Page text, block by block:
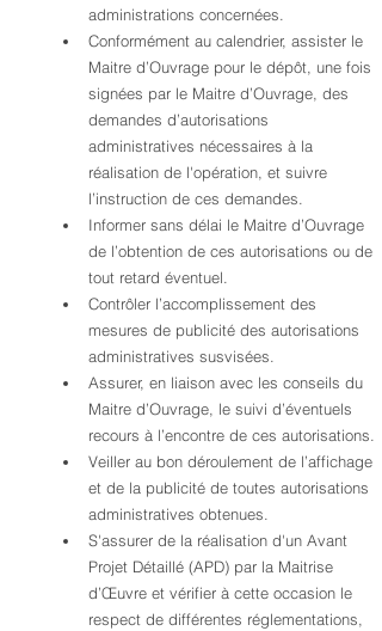
administrations concernées.
Conformément au calendrier, assister le
Maitre d’Ouvrage pour le dépôt, une fois
signées par le Maitre d’Ouvrage, des
demandes d’autorisations
administratives nécessaires à la
réalisation de l'opération, et suivre
l’instruction de ces demandes.
Informer sans délai le Maitre d’Ouvrage
de l’obtention de ces autorisations ou de
tout retard éventuel.
Contrôler l’accomplissement des
mesures de publicité des autorisations
administratives susvisées.
Assurer, en liaison avec les conseils du
Maitre d’Ouvrage, le suivi d’éventuels
recours à l’encontre de ces autorisations.
Veiller au bon déroulement de l’affichage
et de la publicité de toutes autorisations
administratives obtenues.
S'assurer de la réalisation d'un Avant
Projet Détaillé (APD) par la Maitrise
d’Œuvre et vérifier à cette occasion le
respect de différentes réglementations,